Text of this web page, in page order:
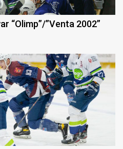
“Olimp”/”Venta 2002”